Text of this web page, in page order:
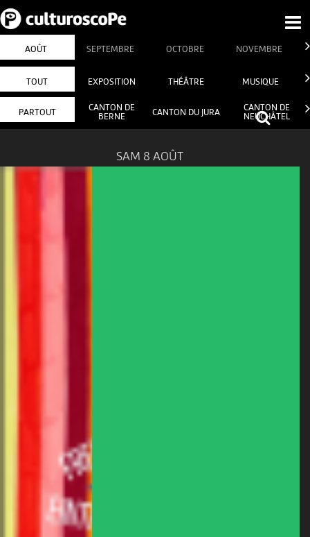
AOÛT SEPTEMBRE OCTOBRE NOVEMBRE
TOUT EXPOSITION THÉÂTRE MUSIQUE
PARTOUT
CANTON DE
BERNE
CANTON DU JURA
CANTON DE
NEUCHÂTEL
SAM 8 AOÛT